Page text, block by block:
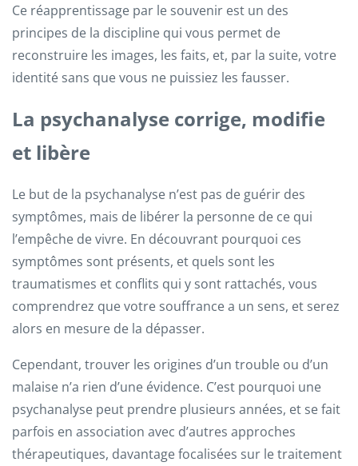
Ce réapprentissage par le souvenir est un des
principes de la discipline qui vous permet de
reconstruire les images, les faits, et, par la suite, votre
identité sans que vous ne puissiez les fausser.
La psychanalyse corrige, modifie
et libère
Le but de la psychanalyse n’est pas de guérir des
symptômes, mais de libérer la personne de ce qui
l’empêche de vivre. En découvrant pourquoi ces
symptômes sont présents, et quels sont les
traumatismes et conflits qui y sont rattachés, vous
comprendrez que votre souffrance a un sens, et serez
alors en mesure de la dépasser.
Cependant, trouver les origines d’un trouble ou d’un
malaise n’a rien d’une évidence. C’est pourquoi une
psychanalyse peut prendre plusieurs années, et se fait
parfois en association avec d’autres approches
thérapeutiques, davantage focalisées sur le traitement